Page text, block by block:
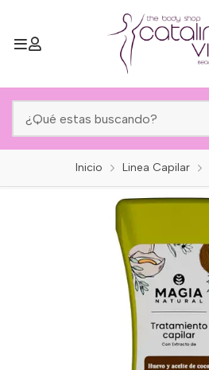
Inicio Linea Capilar